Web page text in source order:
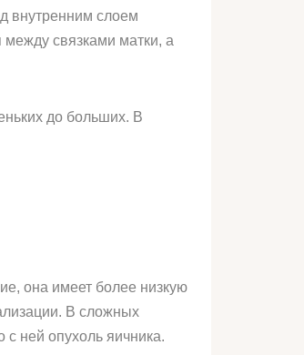
внутренним слоем
между связками матки, а
до больших. В
она имеет более низкую
В сложных
ней опухоль яичника.